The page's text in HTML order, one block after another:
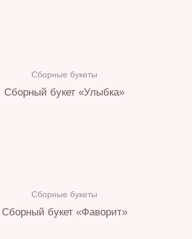
Сборные букеты
Сборный букет «Улыбка»
Сборные букеты
Сборный букет «Фаворит»